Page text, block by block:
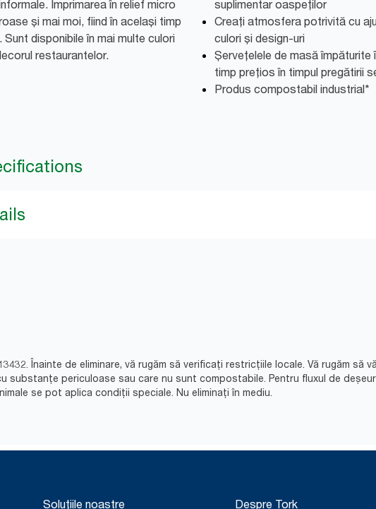
Imprimarea în relief micro
și mai moi, fiind în același timp
disponibile în mai multe culori
restaurantelor.
suplimentar oaspeților
Creați atmosfera potrivită cu
culori și design-uri
Șervețelele de masă împăturite
timp prețios în timpul pregătirii
Produs compostabil industrial*
Înainte de eliminare, vă rugăm să verificați restricțiile locale. Vă rugăm să
substanțe periculoase sau care nu sunt compostabile. Pentru fluxul de
se pot aplica condiții speciale. Nu eliminați în mediu.​
Soluțiile noastre Despre Tork